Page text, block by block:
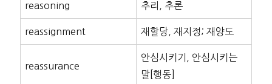
reasoning 추리, 추론
reassignment 재할당, 재지정; 재양도
reassurance
안심시키기, 안심시키는
말[행동]